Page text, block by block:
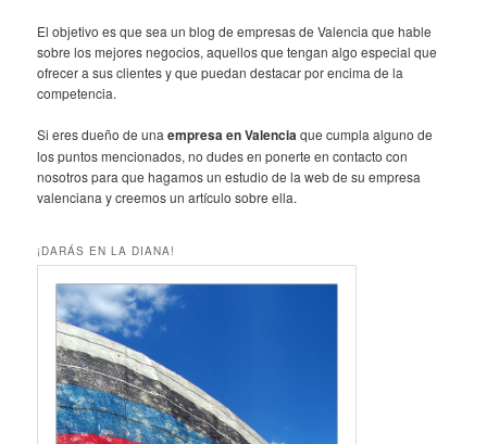
El objetivo es que sea un blog de empresas de Valencia que hable
sobre los mejores negocios, aquellos que tengan algo especial que
ofrecer a sus clientes y que puedan destacar por encima de la
competencia.
Si eres dueño de unaempresa en Valenciaque cumpla alguno de
los puntos mencionados, no dudes en ponerte en contacto con
nosotros para que hagamos un estudio de la web de su empresa
valenciana y creemos un artículo sobre ella.
¡DARÁS EN LA DIANA!